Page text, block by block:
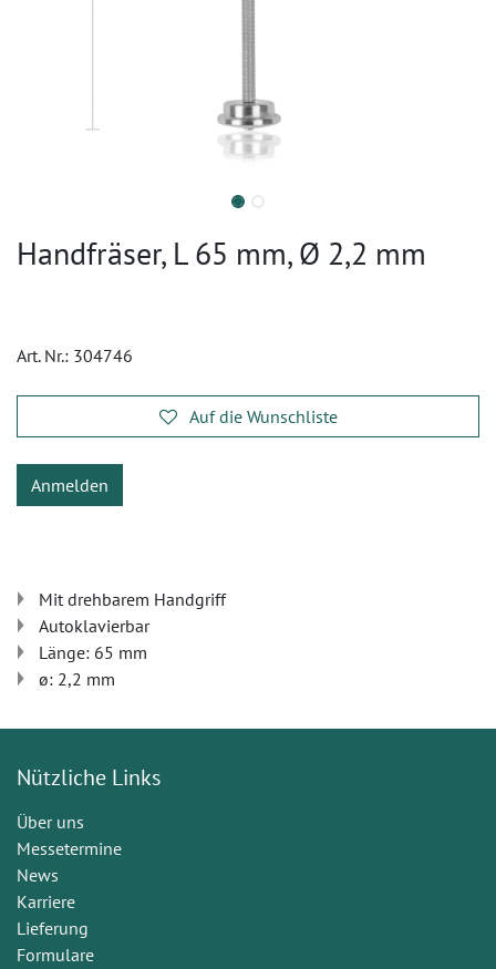
Handfräser, L 65 mm, Ø 2,2 mm
Art. Nr.: 304746
Auf die Wunschliste
Anmelden
Mit drehbarem Handgriff
Autoklavierbar
Länge: 65 mm
ø: 2,2 mm
Nützliche Links
Über uns
Messetermine
News
Karriere
Lieferung
Formulare